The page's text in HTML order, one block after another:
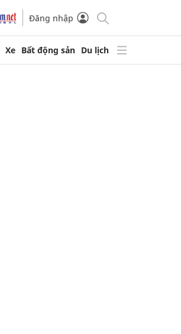
Đăng nhập
Xe Bất động sản Du lịch